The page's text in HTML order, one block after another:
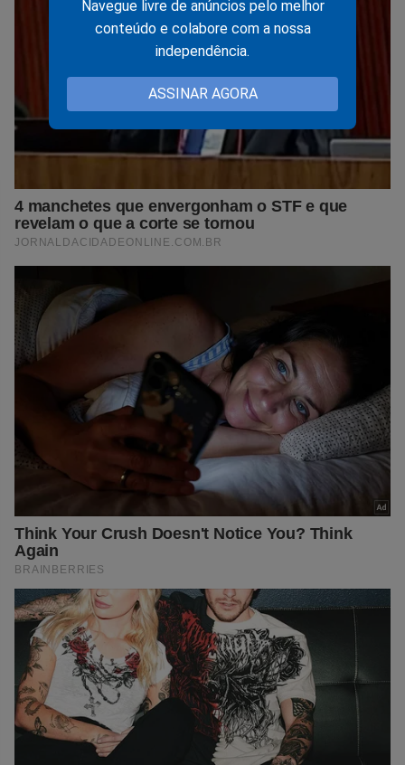
Navegue livre de anúncios pelo melhor
conteúdo e colabore com a nossa
independência.
ASSINAR AGORA